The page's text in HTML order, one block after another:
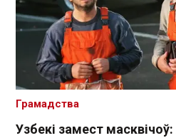
Узбекі замест
Грамадства